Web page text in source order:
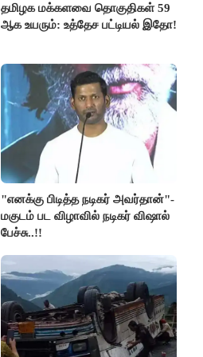
தமிழக மக்களவை தொகுதிகள் 59
ஆக உயரும்: உத்தேச பட்டியல் இதோ!
"எனக்கு பிடித்த நடிகர் அவர்தான்"-
மகுடம் பட விழாவில் நடிகர் விஷால்
பேச்சு..!!